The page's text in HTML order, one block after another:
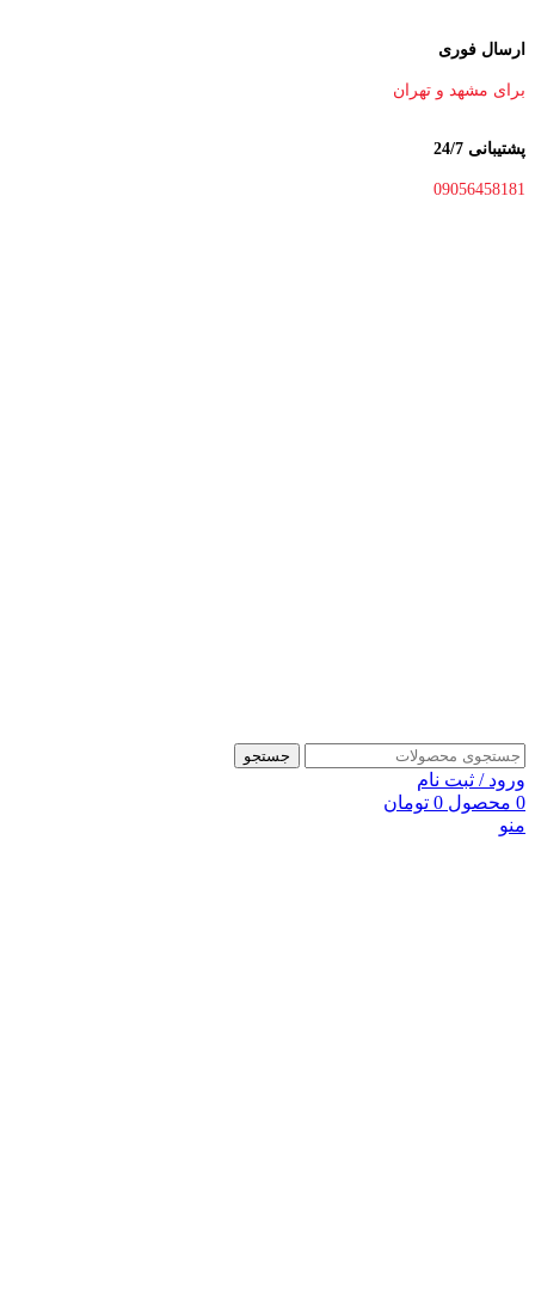
ارسال فوری
برای مشهد و تهران
پشتیبانی 24/7
09056458181
جستجو
ورود / ثبت نام
0 محصول 0 تومان
منو